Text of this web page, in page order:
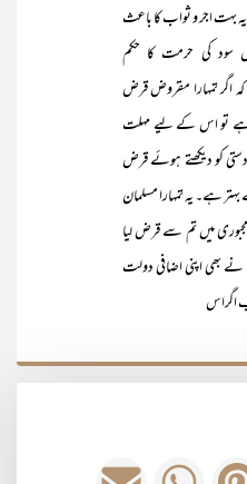
بہت اجر و ثواب کا باعث
سود کی حرمت کا حکم
اگر تمہارا مقروض قرض
ہے تو اس کے لیے مہلت
کو دیکھتے ہوئے قرض
ہے۔ یہ تمہارا مسلمان
میں تم سے قرض لیا
بھی اپنی اضافی دولت
اگراس